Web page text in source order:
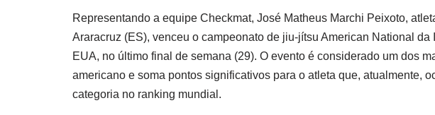
Representando a equipe Checkmat, José Matheus Marchi Peixoto,
Araracruz (ES), venceu o campeonato de jiu-jítsu American National da
EUA, no último final de semana (29). O evento é considerado um dos
americano e soma pontos significativos para o atleta que, atualmente,
categoria no ranking mundial.